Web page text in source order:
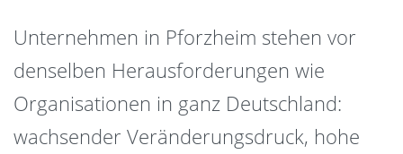
Unternehmen in Pforzheim stehen vor
denselben Herausforderungen wie
Organisationen in ganz Deutschland:
wachsender Veränderungsdruck, hohe